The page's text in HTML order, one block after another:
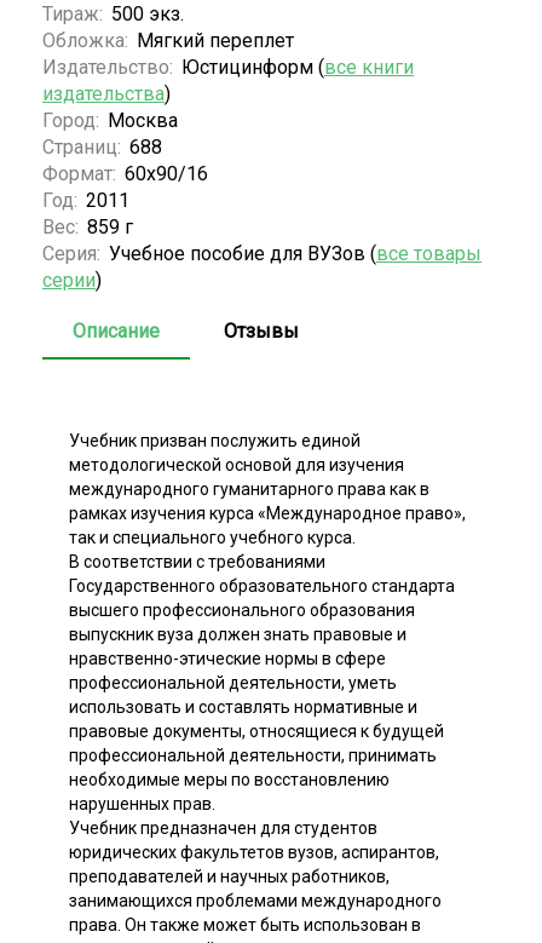
Тираж: 500 экз.
Обложка: Мягкий переплет
Издательство: Юстицинформ (все книги
издательства)
Город: Москва
Страниц: 688
Формат: 60х90/16
Год: 2011
Вес: 859 г
Серия: Учебное пособие для ВУЗов (все товары
серии)
Описание Отзывы
Учебник призван послужить единой
методологической основой для изучения
международного гуманитарного права как в
рамках изучения курса «Международное право»,
так и специального учебного курса.
В соответствии с требованиями
Государственного образовательного стандарта
высшего профессионального образования
выпускник вуза должен знать правовые и
нравственно-этические нормы в сфере
профессиональной деятельности, уметь
использовать и составлять нормативные и
правовые документы, относящиеся к будущей
профессиональной деятельности, принимать
необходимые меры по восстановлению
нарушенных прав.
Учебник предназначен для студентов
юридических факультетов вузов, аспирантов,
преподавателей и научных работников,
занимающихся проблемами международного
права. Он также может быть использован в